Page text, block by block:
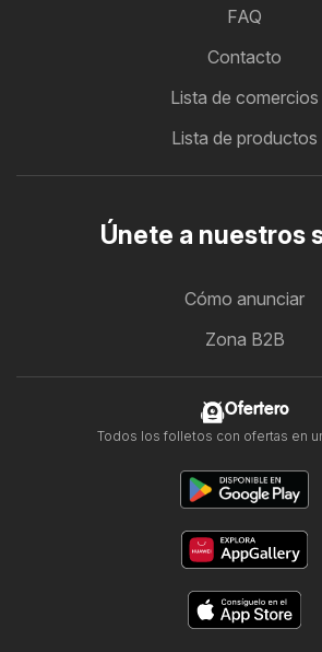
FAQ
Contacto
Lista de comercios
Lista de productos
Únete a nuestros
Cómo anunciar
Zona B2B
Ofertero
Todos los folletos con ofertas en